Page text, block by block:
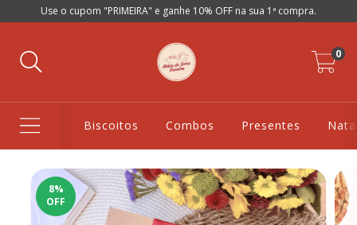
Use o cupom "PRIMEIRA" e ganhe 10% OFF na sua 1ª compra.
0
Biscoitos Combos Presentes
8%
OFF